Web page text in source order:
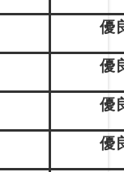
優
優
優
優